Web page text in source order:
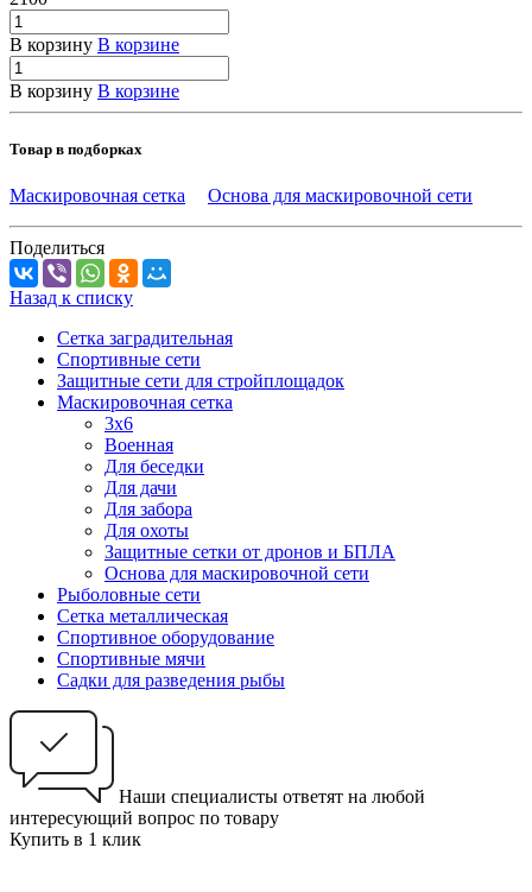
В корзину В корзине
В корзину В корзине
Товар в подборках
Маскировочная сетка Основа для маскировочной сети
Поделиться
Назад к списку
Сетка заградительная
Спортивные сети
Защитные сети для стройплощадок
Маскировочная сетка
3х6
Военная
Для беседки
Для дачи
Для забора
Для охоты
Защитные сетки от дронов и БПЛА
Основа для маскировочной сети
Рыболовные сети
Сетка металлическая
Спортивное оборудование
Спортивные мячи
Садки для разведения рыбы
Наши специалисты ответят на любой
интересующий вопрос по товару
Купить в 1 клик